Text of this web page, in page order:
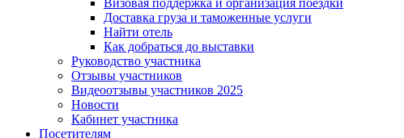
Визовая поддержка и организация поездки
Доставка груза и таможенные услуги
Найти отель
Как добраться до выставки
Руководство участника
Отзывы участников
Видеоотзывы участников 2025
Новости
Кабинет участника
Посетителям